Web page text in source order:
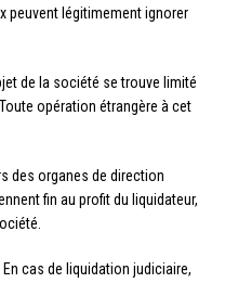
peuvent légitimement ignorer
de la société se trouve limité
opération étrangère à cet
des organes de direction
fin au profit du liquidateur,
En cas de liquidation judiciaire,